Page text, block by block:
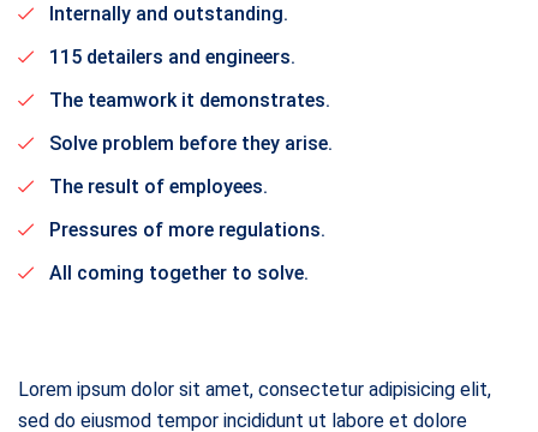
Internally and outstanding.
115 detailers and engineers.
The teamwork it demonstrates.
Solve problem before they arise.
The result of employees.
Pressures of more regulations.
All coming together to solve.
Lorem ipsum dolor sit amet, consectetur adipisicing elit,
sed do eiusmod tempor incididunt ut labore et dolore